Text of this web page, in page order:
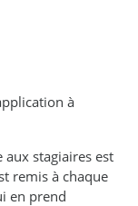
à
stagiaires est
remis à chaque
en prend